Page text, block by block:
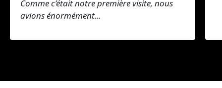
Comme c’était notre première visite, nous
avions énormément...